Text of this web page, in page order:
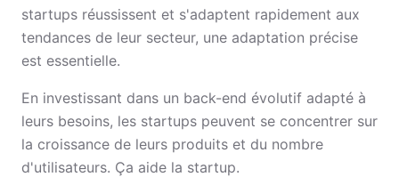
startups réussissent et s'adaptent rapidement aux
tendances de leur secteur, une adaptation précise
est essentielle.
En investissant dans un back-end évolutif adapté à
leurs besoins, les startups peuvent se concentrer sur
la croissance de leurs produits et du nombre
d'utilisateurs. Ça aide la startup.